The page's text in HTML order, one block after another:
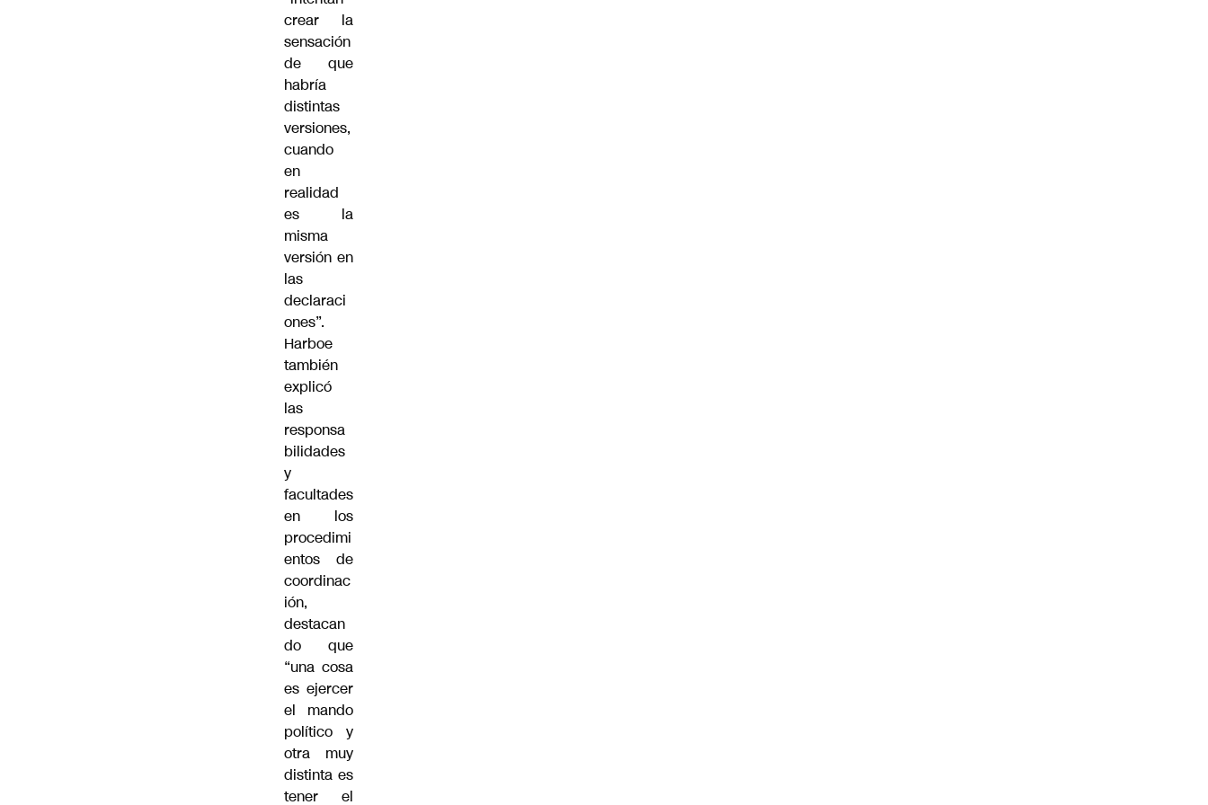
crear la
sensación
de que
habría
distintas
versiones,
cuando
en
realidad
es la
misma
versión en
las
declaraci
ones”.
Harboe
también
explicó
las
responsa
bilidades
y
facultades
en los
procedimi
entos de
coordinac
ión,
destacan
do que
“una cosa
es ejercer
el mando
político y
otra muy
distinta es
tener el